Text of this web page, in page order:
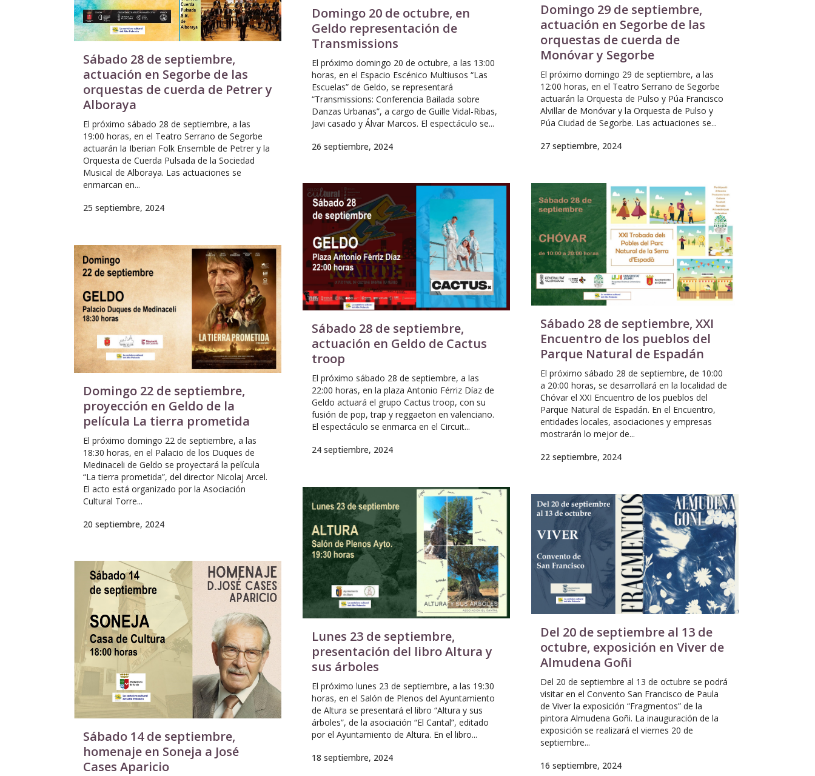
Domingo 29 de septiembre,
actuación en Segorbe de las
orquestas de cuerda de
Monóvar y Segorbe
El próximo domingo 29 de septiembre, a las
12:00 horas, en el Teatro Serrano de Segorbe
actuarán la Orquesta de Pulso y Púa Francisco
Alvillar de Monóvar y la Orquesta de Pulso y
Púa Ciudad de Segorbe. Las actuaciones se...
27 septiembre, 2024
Domingo 20 de octubre, en
Geldo representación de
Transmissions
El próximo domingo 20 de octubre, a las 13:00
horas, en el Espacio Escénico Multiusos “Las
Escuelas” de Geldo, se representará
“Transmissions: Conferencia Bailada sobre
Danzas Urbanas”, a cargo de Guille Vidal-Ribas,
Javi casado y Álvar Marcos. El espectáculo se...
26 septiembre, 2024
Sábado 28 de septiembre,
actuación en Segorbe de las
orquestas de cuerda de Petrer y
Alboraya
El próximo sábado 28 de septiembre, a las
19:00 horas, en el Teatro Serrano de Segorbe
actuarán la Iberian Folk Ensemble de Petrer y la
Orquesta de Cuerda Pulsada de la Sociedad
Musical de Alboraya. Las actuaciones se
enmarcan en...
25 septiembre, 2024
Sábado 28 de septiembre,
actuación en Geldo de Cactus
troop
El próximo sábado 28 de septiembre, a las
22:00 horas, en la plaza Antonio Férriz Díaz de
Geldo actuará el grupo Cactus troop, con su
fusión de pop, trap y reggaeton en valenciano.
El espectáculo se enmarca en el Circuit...
24 septiembre, 2024
Sábado 28 de septiembre, XXI
Encuentro de los pueblos del
Parque Natural de Espadán
El próximo sábado 28 de septiembre, de 10:00
a 20:00 horas, se desarrollará en la localidad de
Chóvar el XXI Encuentro de los pueblos del
Parque Natural de Espadán. En el Encuentro,
entidades locales, asociaciones y empresas
mostrarán lo mejor de...
22 septiembre, 2024
Domingo 22 de septiembre,
proyección en Geldo de la
película La tierra prometida
El próximo domingo 22 de septiembre, a las
18:30 horas, en el Palacio de los Duques de
Medinaceli de Geldo se proyectará la película
“La tierra prometida”, del director Nicolaj Arcel.
El acto está organizado por la Asociación
Cultural Torre...
20 septiembre, 2024
Lunes 23 de septiembre,
presentación del libro Altura y
sus árboles
El próximo lunes 23 de septiembre, a las 19:30
horas, en el Salón de Plenos del Ayuntamiento
de Altura se presentará el libro “Altura y sus
árboles”, de la asociación “El Cantal”, editado
por el Ayuntamiento de Altura. En el libro...
18 septiembre, 2024
Del 20 de septiembre al 13 de
octubre, exposición en Viver de
Almudena Goñi
Del 20 de septiembre al 13 de octubre se podrá
visitar en el Convento San Francisco de Paula
de Viver la exposición “Fragmentos” de la
pintora Almudena Goñi. La inauguración de la
exposición se realizará el viernes 20 de
septiembre...
16 septiembre, 2024
Sábado 14 de septiembre,
homenaje en Soneja a José
Cases Aparicio